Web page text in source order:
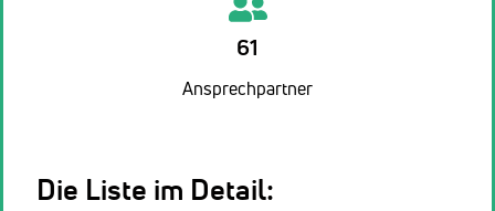
61
Ansprechpartner
Die Liste im Detail: